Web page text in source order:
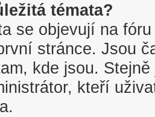
témata?
se objevují na
stránce. Jsou
kde jsou.
kteří